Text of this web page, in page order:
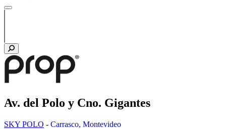
Av. del Polo y Cno. Gigantes
SKY POLO - Carrasco, Montevideo